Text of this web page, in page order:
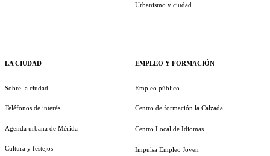
LA CIUDAD
Sobre la ciudad
Teléfonos de interés
Agenda urbana de Mérida
Cultura y festejos
Urbanismo y ciudad
EMPLEO Y FORMACIÓN
Empleo público
Centro de formación la Calzada
Centro Local de Idiomas
Impulsa Empleo Joven